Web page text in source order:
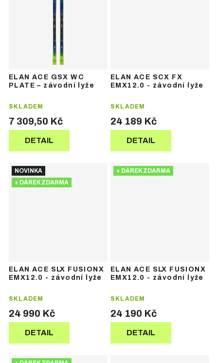
ELAN ACE GSX WC
PLATE – závodní lyže
SKLADEM
7 309,50 Kč
DETAIL
ELAN ACE SCX FX
EMX12.0 - závodní lyže
SKLADEM
24 189 Kč
DETAIL
NOVINKA
+ DÁREK ZDARMA
ELAN ACE SLX FUSIONX
EMX12.0 - závodní lyže
SKLADEM
24 990 Kč
DETAIL
+ DÁREK ZDARMA
ELAN ACE SLX FUSIONX
EMX12.0 - závodní lyže
SKLADEM
24 190 Kč
DETAIL